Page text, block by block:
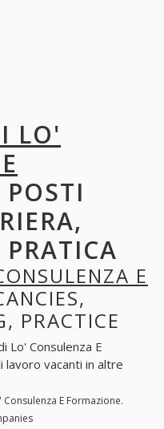
LO'
POSTI
E
PRACTICE
Lo' Consulenza E
lavoro vacanti in altre
E Formazione.